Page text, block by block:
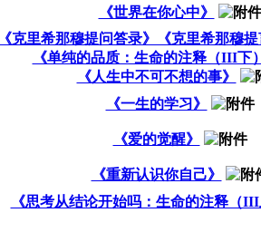
《世界在你心中》
《克里希那穆提问答录》《克里希那穆
《单纯的品质：生命的注释（III下
《人生中不可不想的事》
《一生的学习》
《爱的觉醒》
《重新认识你自己》
《思考从结论开始吗：生命的注释（